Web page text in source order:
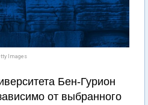
Images
Бен-Гурион
от выбранного